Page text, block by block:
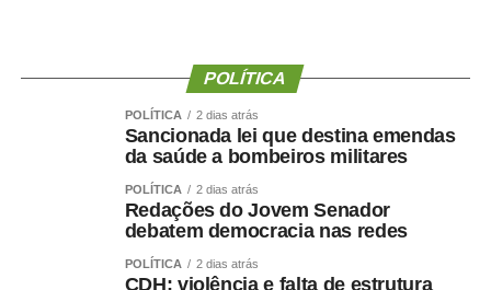
Gabriel Vasconcelos, destacou que os jogos representam
uma das principais ações de incentivo ao esporte
desenvolvidas pela Prefeitura de Sinop e contribuem
para ampliar a participação da população em atividades
esportivas. “Os Jogos Olímpicos e os Jogos Paralímpicos
de Sinop são eventos tradicionais e muito aguardados
pela comunidade esportiva. A competição oferece
POLÍTICA
POLÍTICA 2 dias atrás
Sancionada lei que destina emendas
da saúde a bombeiros militares
POLÍTICA 2 dias atrás
Redações do Jovem Senador
debatem democracia nas redes
POLÍTICA 2 dias atrás
CDH: violência e falta de estrutura